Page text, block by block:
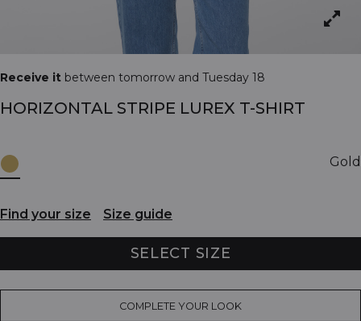
Receive it between tomorrow and Tuesday 18
HORIZONTAL STRIPE LUREX T-SHIRT
Gold
Find your size Size guide
SELECT SIZE
COMPLETE YOUR LOOK